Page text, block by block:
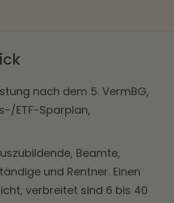
nach dem 5. VermBG,
ETF-Sparplan,
Beamte,
und Rentner. Einen
verbreitet sind 6 bis 40